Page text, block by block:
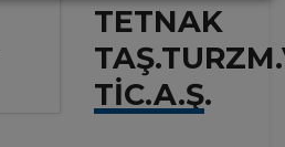
TETNAK
TIC.A.Ş.